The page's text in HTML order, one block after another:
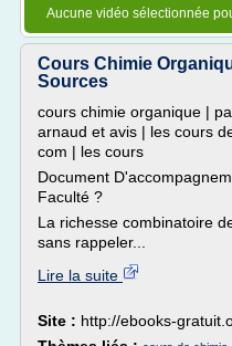
Aucune vidéo sélectionnée
Cours Chimie
Sources
cours chimie organique |
arnaud et avis | les cours
com | les cours
Document
Faculté ?
La richesse combinatoire
sans rappeler...
Lire la suite
Site : http://ebooks-